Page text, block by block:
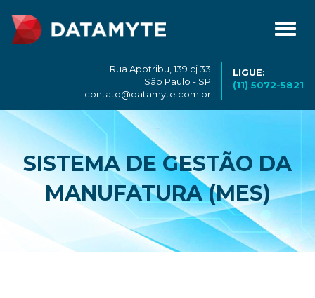
Rua Apotribu, 139 cj 33
São Paulo - SP
contato@datamyte.com.br
LIGUE:
(11) 5072-5821
SISTEMA DE GESTÃO DA
MANUFATURA (MES)